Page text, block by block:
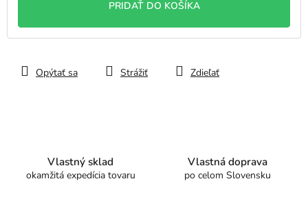
PRIDAŤ DO KOŠÍKA
Opýtať sa Strážiť Zdieľať
Vlastný sklad
okamžitá expedícia tovaru
Vlastná doprava
po celom Slovensku